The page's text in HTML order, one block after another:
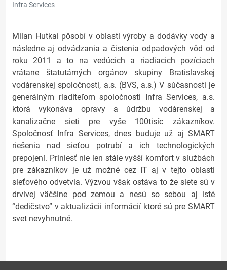
Infra Services
Milan Hutkai pôsobí v oblasti výroby a dodávky vody a
následne aj odvádzania a čistenia odpadových vôd od
roku 2011 a to na vedúcich a riadiacich pozíciach
vrátane štatutárných orgánov skupiny Bratislavskej
vodárenskej spoločnosti, a.s. (BVS, a.s.) V súčasnosti je
generálným riaditeľom spoločnosti Infra Services, a.s.
ktorá vykonáva opravy a údržbu vodárenskej a
kanalizačne sieti pre vyše 100tisíc zákazníkov.
Spoločnosť Infra Services, dnes buduje už aj SMART
riešenia nad sieťou potrubí a ich technologických
prepojení. Priniesť nie len stále vyšší komfort v službách
pre zákazníkov je už možné cez IT aj v tejto oblasti
sieťového odvetvia. Výzvou však ostáva to že siete sú v
drvivej väčšine pod zemou a nesú so sebou aj isté
“dedičstvo” v aktualizácii informácií ktoré sú pre SMART
svet nevyhnutné.